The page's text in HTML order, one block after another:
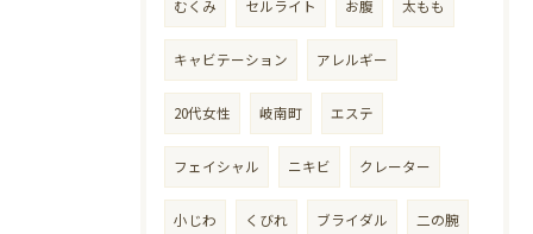
むくみ セルライト お腹 太もも
キャビテーション アレルギー
20代女性 岐南町 エステ
フェイシャル ニキビ クレーター
小じわ くびれ ブライダル 二の腕